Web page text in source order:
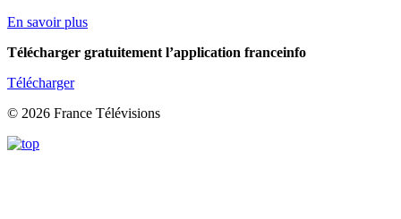
En savoir plus
Télécharger gratuitement l’application franceinfo
Télécharger
© 2026 France Télévisions